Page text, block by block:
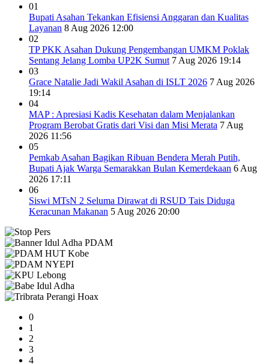
01
Bupati Asahan Tekankan Efisiensi Anggaran dan Kualitas
Layanan 8 Aug 2026 12:00
02
TP PKK Asahan Dukung Pengembangan UMKM Poklak
Sentang Jelang Lomba UP2K Sumut 7 Aug 2026 19:14
03
Grace Natalie Jadi Wakil Asahan di ISLT 2026 7 Aug 2026
19:14
04
MAP : Apresiasi Kadis Kesehatan dalam Menjalankan
Program Berobat Gratis dari Visi dan Misi Merata 7 Aug
2026 11:56
05
Pemkab Asahan Bagikan Ribuan Bendera Merah Putih,
Bupati Ajak Warga Semarakkan Bulan Kemerdekaan 6 Aug
2026 17:11
06
Siswi MTsN 2 Seluma Dirawat di RSUD Tais Diduga
Keracunan Makanan 5 Aug 2026 20:00
0
1
2
3
4